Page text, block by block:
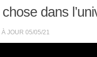
dans
À JOUR 05/05/21